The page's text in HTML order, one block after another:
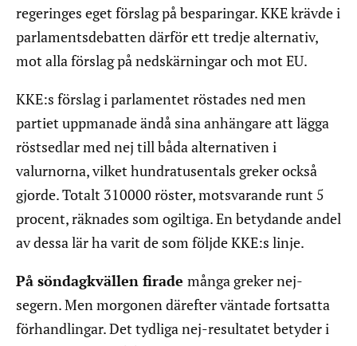
regeringes eget förslag på besparingar. KKE krävde i
parlamentsdebatten därför ett tredje alternativ,
mot alla förslag på nedskärningar och mot EU.
KKE:s förslag i parlamentet röstades ned men
partiet uppmanade ändå sina anhängare att lägga
röstsedlar med nej till båda alternativen i
valurnorna, vilket hundratusentals greker också
gjorde. Totalt 310000 röster, motsvarande runt 5
procent, räknades som ogiltiga. En betydande andel
av dessa lär ha varit de som följde KKE:s linje.
På söndagkvällen firade många greker nej-
segern. Men morgonen därefter väntade fortsatta
förhandlingar. Det tydliga nej-resultatet betyder i